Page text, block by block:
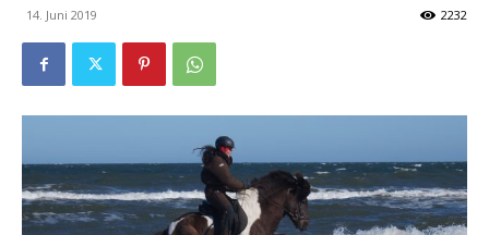
14. Juni 2019 2232